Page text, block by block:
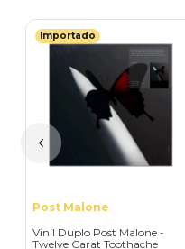
Importado
Post Malone
Vinil Duplo Post Malone -
Twelve Carat Toothache